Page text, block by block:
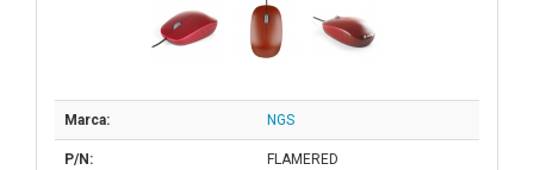
Marca: NGS
P/N: FLAMERED